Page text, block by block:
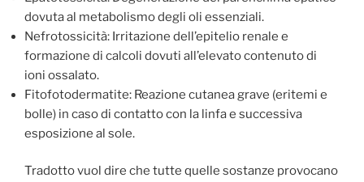
dovuta al metabolismo degli oli essenziali.
Nefrotossicità: Irritazione dell’epitelio renale e
formazione di calcoli dovuti all’elevato contenuto di
ioni ossalato.
Fitofotodermatite: Reazione cutanea grave (eritemi e
bolle) in caso di contatto con la linfa e successiva
esposizione al sole.
Tradotto vuol dire che tutte quelle sostanze provocano